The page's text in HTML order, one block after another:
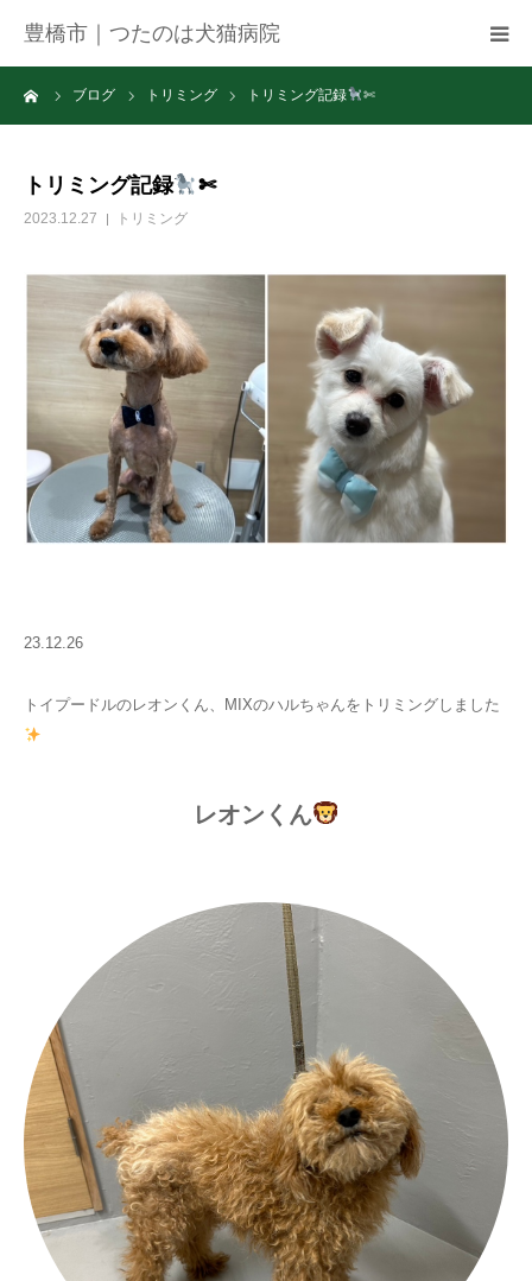
豊橋市｜つたのは犬猫病院
ブログ トリミング トリミング記録 ✄
トリミング記録 ✄
2023.12.27 トリミング
23.12.26
トイプードルのレオンくん、MIXのハルちゃんをトリミングしました
レオンくん
病院紹介
お知らせ
ブログ
お問い合わせ